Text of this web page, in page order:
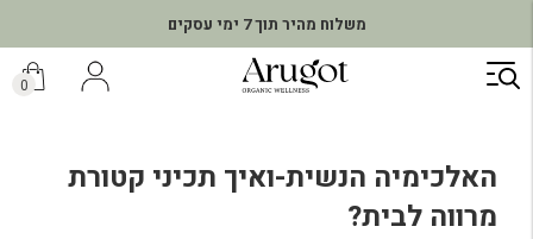
משלוח מהיר תוך 7 ימי עסקים
דילוג
לתוכן
0
האלכימיה הנשית-ואיך תכיני קטורת
מרווה לבית?